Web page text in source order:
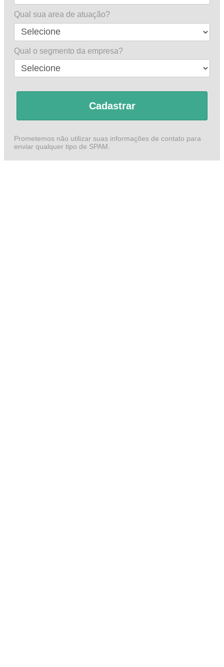
Qual sua area de atuação?
Qual o segmento da empresa?
Cadastrar
Prometemos não utilizar suas informações de contato para
enviar qualquer tipo de SPAM.